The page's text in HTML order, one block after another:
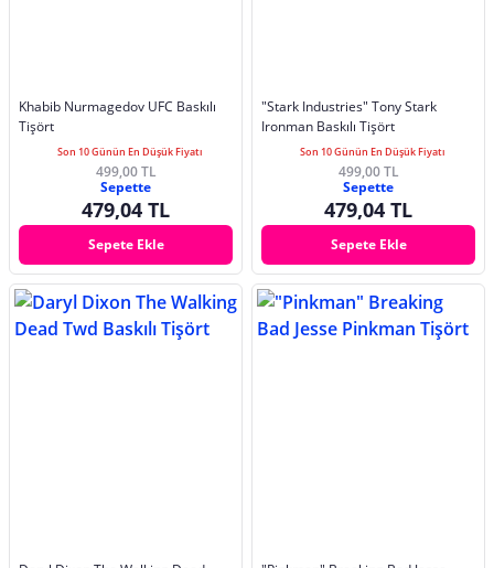
Khabib Nurmagedov UFC Baskılı
Tişört
Son 10 Günün En Düşük Fiyatı
499,00 TL
Sepette
479,04 TL
Sepete Ekle
"Stark Industries" Tony Stark
Ironman Baskılı Tişört
Son 10 Günün En Düşük Fiyatı
499,00 TL
Sepette
479,04 TL
Sepete Ekle